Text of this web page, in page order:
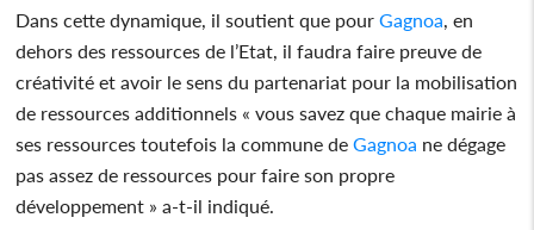
Dans cette dynamique, il soutient que pourGagnoa , en
dehors des ressources de l’Etat, il faudra faire preuve de
créativité et avoir le sens du partenariat pour la mobilisation
de ressources additionnels « vous savez que chaque mairie à
ses ressources toutefois la commune deGagnoa ne dégage
pas assez de ressources pour faire son propre
développement » a-t-il indiqué.